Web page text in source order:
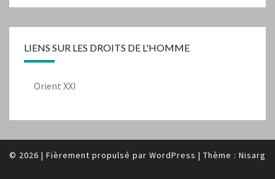
LIENS SUR LES DROITS DE L'HOMME
Orient XXI
© 2026 | Fièrement propulsé par WordPress | Thème : Nisarg